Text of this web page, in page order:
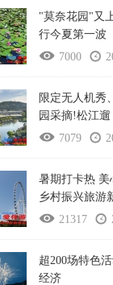
"莫奈花园"又
行今夏第一波
7000
限定无人机秀
园采摘!松江遛
7079
暑期打卡热
乡村振兴旅游
21317
超200场特色
经济